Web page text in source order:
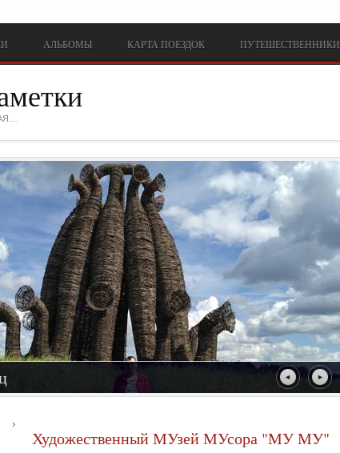
АЛЬБОМЫ КАРТА ПОЕЗДОК ПУТЕШЕСТВЕННИКИ
Художественный МУзей МУсора "МУ МУ"